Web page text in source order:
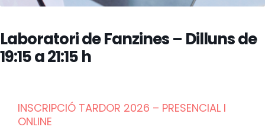
Laboratori de Fanzines – Dilluns de
19:15 a 21:15 h
INSCRIPCIÓ TARDOR 2026 – PRESENCIAL I
ONLINE